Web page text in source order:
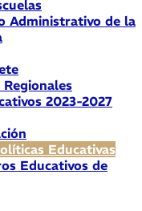
Administrativo de la
Regionales
2023-2027
Educativas
Educativos de